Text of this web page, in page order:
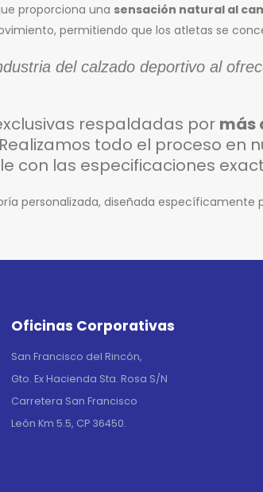
proporciona una sensación natural al
permitiendo que los atletas se
del calzado deportivo al
respaldadas por más
todo el proceso en
con las especificaciones
personalizada, diseñada específicamente
Oficinas Corporativas
San Francisco del Rincón,
Gto. Ex Hacienda Sta. Rosa S/N
Carretera San Francisco
León Km 5.5, CP 36450.